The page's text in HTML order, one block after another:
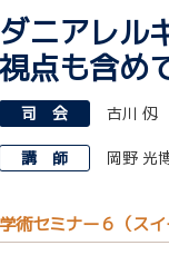
ダニアレル
視点も含め
司 会 古川 仭
講 師 岡野 光
学術セミナー６（ス